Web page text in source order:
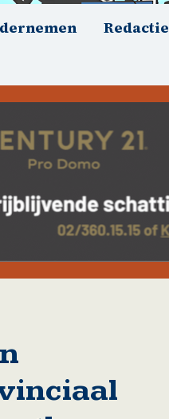
Redactie